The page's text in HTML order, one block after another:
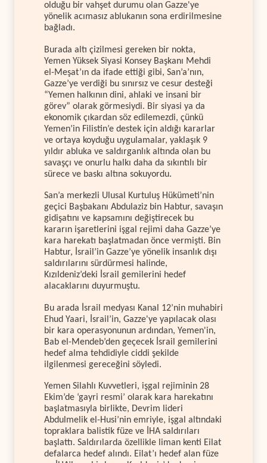
olduğu bir vahşet durumu olan Gazze'ye
yönelik acımasız ablukanın sona erdirilmesine
bağladı.
Burada altı çizilmesi gereken bir nokta,
Yemen Yüksek Siyasi Konsey Başkanı Mehdi
el-Meşat’ın da ifade ettiği gibi, San’a’nın,
Gazze’ye verdiği bu sınırsız ve cesur desteği
“Yemen halkının dini, ahlaki ve insani bir
görev” olarak görmesiydi. Bir siyasi ya da
ekonomik çıkardan söz edilemezdi, çünkü
Yemen’in Filistin’e destek için aldığı kararlar
ve ortaya koyduğu uygulamalar, yaklaşık 9
yıldır abluka ve saldırganlık altında olan bu
savaşçı ve onurlu halkı daha da sıkıntılı bir
sürece ve baskı altına sokuyordu.
San’a merkezli Ulusal Kurtuluş Hükümeti’nin
geçici Başbakanı Abdulaziz bin Habtur, savaşın
gidişatını ve kapsamını değiştirecek bu
kararın işaretlerini işgal rejimi daha Gazze’ye
kara harekatı başlatmadan önce vermişti. Bin
Habtur, İsrail’in Gazze’ye yönelik insanlık dışı
saldırılarını sürdürmesi halinde,
Kızıldeniz’deki İsrail gemilerini hedef
alacaklarını duyurmuştu.
Bu arada İsrail medyası Kanal 12’nin muhabiri
Ehud Yaari, İsrail’in, Gazze'ye yapılacak olası
bir kara operasyonunun ardından, Yemen'in,
Bab el-Mendeb’den geçecek İsrail gemilerini
hedef alma tehdidiyle ciddi şekilde
ilgilenmesi gereceğini söyledi.
Yemen Silahlı Kuvvetleri, işgal rejiminin 28
Ekim’de ‘gayri resmi’ olarak kara harekatını
başlatmasıyla birlikte, Devrim lideri
Abdulmelik el-Husi’nin emriyle, işgal altındaki
topraklara balistik füze ve İHA saldırıları
başlattı. Saldırılarda özellikle liman kenti Eilat
defalarca hedef alındı. Eilat’ı hedef alan füze